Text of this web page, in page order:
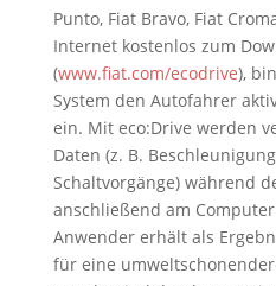
Punto, Fiat Bravo, Fiat
Internet kostenlos zum
(www.fiat.com/ecodrive),
System den Autofahrer
ein. Mit eco:Drive werden
Daten (z. B.
Schaltvorgänge) während
anschließend am
Anwender erhält als
für eine